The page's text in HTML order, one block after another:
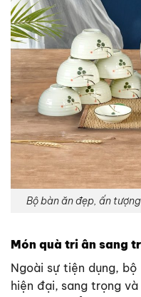
Bộ bàn ăn đẹp, ấn
Món quà tri ân sang
Ngoài sự tiện dụng,
hiện đại, sang trọng